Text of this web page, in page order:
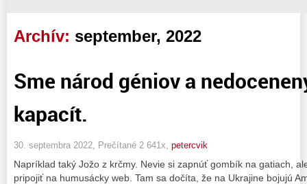
Archív: september, 2022
Sme národ géniov a
kapacít.
30. septembra 2022, Prečítané 2 641x, petercvik
Napríklad taký Jožo z krčmy. Nevie si zapnúť gombík na gatiach,
pripojiť na humusácky web. Tam sa dočíta, že na Ukrajine bojujú